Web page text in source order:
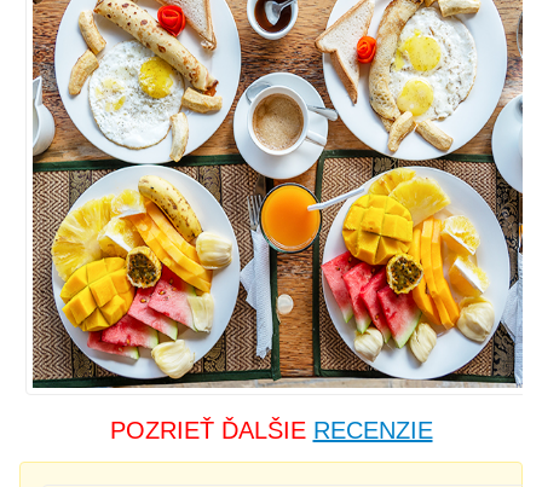
POZRIEŤ ĎALŠIE RECENZIE